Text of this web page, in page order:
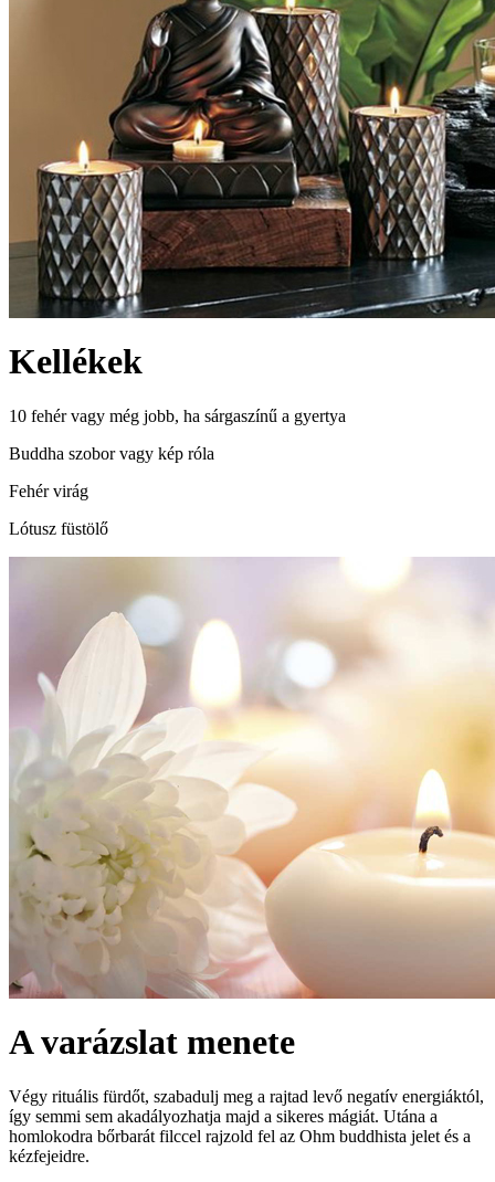
Kellékek
10 fehér vagy még jobb, ha sárgaszínű a gyertya
Buddha szobor vagy kép róla
Fehér virág
Lótusz füstölő
A varázslat menete
Végy rituális fürdőt, szabadulj meg a rajtad levő negatív energiáktól,
így semmi sem akadályozhatja majd a sikeres mágiát. Utána a
homlokodra bőrbarát filccel rajzold fel az Ohm buddhista jelet és a
kézfejeidre.